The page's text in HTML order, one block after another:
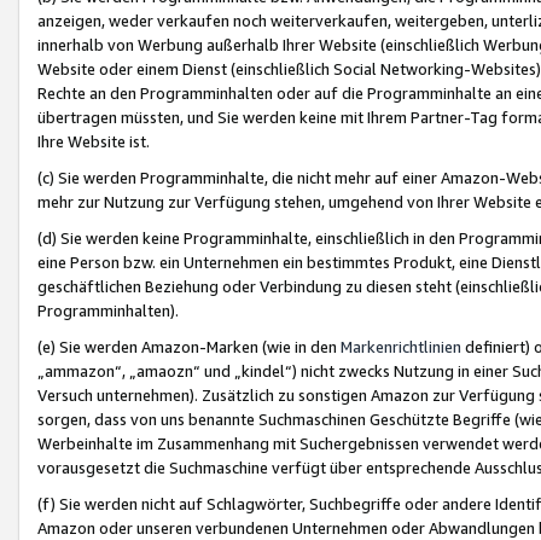
anzeigen, weder verkaufen noch weiterverkaufen, weitergeben,
innerhalb von Werbung außerhalb Ihrer Website (einschließlich
Website oder einem Dienst (einschließlich Social Networking-
Rechte an den Programminhalten oder auf die Programminhalte an
übertragen müssten, und Sie werden keine mit Ihrem Partner-Tag
Ihre Website ist.
(c) Sie werden Programminhalte, die nicht mehr auf einer Amazon-
mehr zur Nutzung zur Verfügung stehen, umgehend von Ihrer
(d) Sie werden keine Programminhalte, einschließlich in den
eine Person bzw. ein Unternehmen ein bestimmtes Produkt, eine
geschäftlichen Beziehung oder Verbindung zu diesen steht
Programminhalten).
(e) Sie werden Amazon-Marken (wie in den Markenrichtlinien definiert)
„ammazon“, „amaozn“ und „kindel“) nicht zwecks Nutzung in einer
Versuch unternehmen). Zusätzlich zu sonstigen Amazon zur
sorgen, dass von uns benannte Suchmaschinen Geschützte Begriffe
Werbeinhalte im Zusammenhang mit Suchergebnissen verwendet
vorausgesetzt die Suchmaschine verfügt über entsprechende
(f) Sie werden nicht auf Schlagwörter, Suchbegriffe oder andere
Amazon oder unseren verbundenen Unternehmen oder